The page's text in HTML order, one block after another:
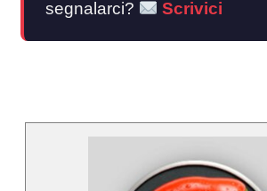
segnalarci?
Scrivici